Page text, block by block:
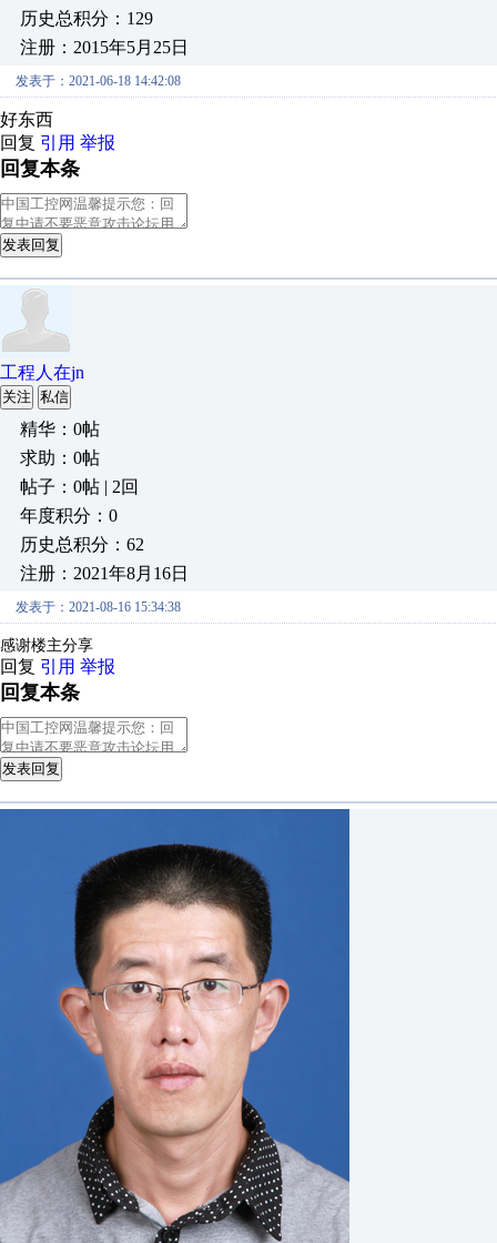
历史总积分：129
注册：2015年5月25日
发表于：2021-06-18 14:42:08
好东西
回复 引用 举报
回复本条
发表回复
工程人在jn
关注 私信
精华：0帖
求助：0帖
帖子：0帖 | 2回
年度积分：0
历史总积分：62
注册：2021年8月16日
发表于：2021-08-16 15:34:38
感谢楼主分享
回复 引用 举报
回复本条
发表回复